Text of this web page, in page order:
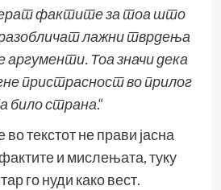
фактите за тоа што
лажни тврдења
аргументи. Тоа значи дека
пристрасност во прилог
било страна.“
текстот не прави јасна
и мислењата, туку
го нуди како вест.